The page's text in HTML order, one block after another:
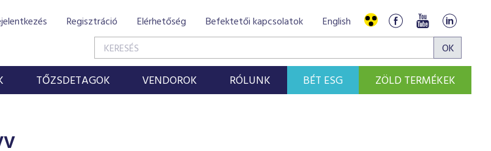
Regisztráció Elérhetőség Befektetői kapcsolatok English
TŐZSDETAGOK VENDOROK RÓLUNK BÉT ESG ZÖLD TERMÉKEK